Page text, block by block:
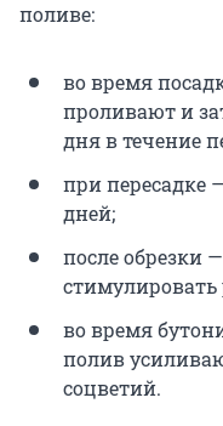
поливе:
во время
проливают и
дня в течение
при пересадке
дней;
после обрезки
стимулировать
во время
полив
соцветий.